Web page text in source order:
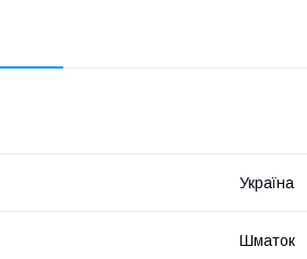
Україна
Шматок